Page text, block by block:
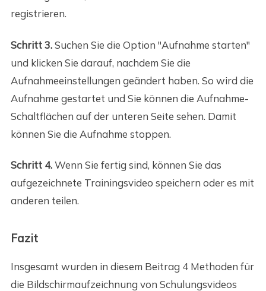
registrieren.
Schritt 3.Suchen Sie die Option "Aufnahme starten"
und klicken Sie darauf, nachdem Sie die
Aufnahmeeinstellungen geändert haben. So wird die
Aufnahme gestartet und Sie können die Aufnahme-
Schaltflächen auf der unteren Seite sehen. Damit
können Sie die Aufnahme stoppen.
Schritt 4.Wenn Sie fertig sind, können Sie das
aufgezeichnete Trainingsvideo speichern oder es mit
anderen teilen.
Fazit
Insgesamt wurden in diesem Beitrag 4 Methoden für
die Bildschirmaufzeichnung von Schulungsvideos